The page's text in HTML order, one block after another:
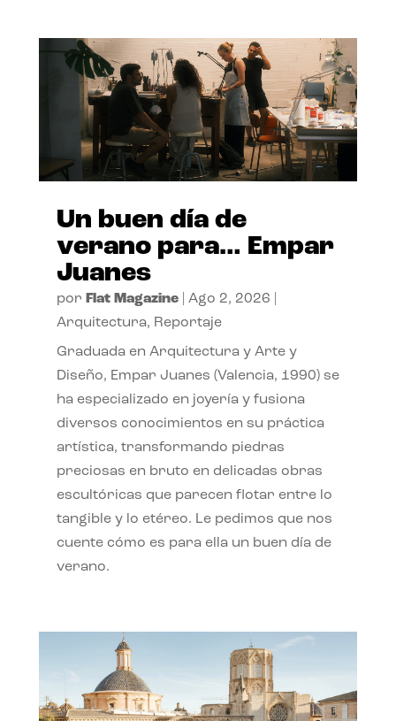
Un buen día de
verano para… Empar
Juanes
por Flat Magazine| Ago 2, 2026
Arquitectura, Reportaje
Graduada en Arquitectura y Arte y
Diseño, Empar Juanes (Valencia, 1990) se
ha especializado en joyería y fusiona
diversos conocimientos en su práctica
artística, transformando piedras
preciosas en bruto en delicadas obras
escultóricas que parecen flotar entre lo
tangible y lo etéreo. Le pedimos que nos
cuente cómo es para ella un buen día de
verano.